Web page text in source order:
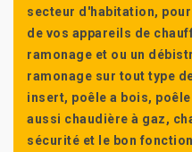
secteur d'habitation,
de vos appareils de
ramonage et ou un
ramonage sur tout type
insert, poêle a bois,
aussi chaudière à gaz,
sécurité et le bon